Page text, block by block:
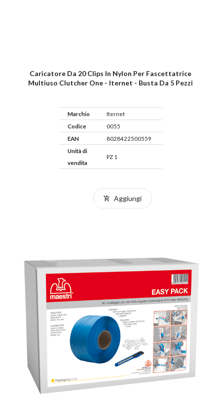
Caricatore Da 20 Clips In Nylon Per Fascettatrice
Multiuso Clutcher One - Iternet - Busta Da 5 Pezzi
Marchio
Iternet
Codice
0055
EAN
8028422500559
Unità di
vendita
PZ 1
Aggiungi